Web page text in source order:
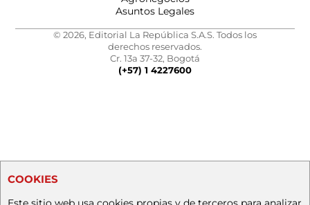
Asuntos Legales
© 2026, Editorial La República S.A.S. Todos los
derechos reservados.
Cr. 13a 37-32, Bogotá
(+57) 1 4227600
COOKIES